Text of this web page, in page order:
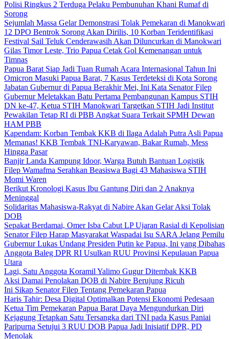
Polisi Ringkus 2 Terduga Pelaku Pembunuhan Khani Rumaf di
Sorong
Sejumlah Massa Gelar Demonstrasi Tolak Pemekaran di Manokwari
12 DPO Bentrok Sorong Akan Dirilis, 10 Korban Teridentifikasi
Festival Sail Teluk Cenderawasih Akan Diluncurkan di Manokwari
Gilas Timor Leste, Trio Papua Cetak Gol Kemenangan untuk
Timnas
Papua Barat Siap Jadi Tuan Rumah Acara Internasional Tahun Ini
Omicron Masuki Papua Barat, 7 Kasus Terdeteksi di Kota Sorong
Jabatan Gubernur di Papua Berakhir Mei, Ini Kata Senator Filep
Gubernur Meletakkan Batu Pertama Pembangunan Kampus STIH
DN ke-47, Ketua STIH Manokwari Targetkan STIH Jadi Institut
Pewakilan Tetap RI di PBB Angkat Suara Terkait SPMH Dewan
HAM PBB
Kapendam: Korban Tembak KKB di Ilaga Adalah Putra Asli Papua
Memanas! KKB Tembak TNI-Karyawan, Bakar Rumah, Mess
Hingga Pasar
Banjir Landa Kampung Idoor, Warga Butuh Bantuan Logistik
Filep Wamafma Serahkan Beasiswa Bagi 43 Mahasiswa STIH
Momi Waren
Berikut Kronologi Kasus Ibu Gantung Diri dan 2 Anaknya
Meninggal
Solidaritas Mahasiswa-Rakyat di Nabire Akan Gelar Aksi Tolak
DOB
Sepakat Berdamai, Omer Isba Cabut LP Ujaran Rasial di Kepolisian
Senator Filep Harap Masyarakat Waspadai Isu SARA Jelang Pemilu
Gubernur Lukas Undang Presiden Putin ke Papua, Ini yang Dibahas
Anggota Baleg DPR RI Usulkan RUU Provinsi Kepulauan Papua
Utara
Lagi, Satu Anggota Koramil Yalimo Gugur Ditembak KKB
Aksi Damai Penolakan DOB di Nabire Berujung Ricuh
Ini Sikap Senator Filep Tentang Pemekaran Papua
Haris Tahir: Desa Digital Optimalkan Potensi Ekonomi Pedesaan
Ketua Tim Pemekaran Papua Barat Daya Mengundurkan Diri
Kejagung Tetapkan Satu Tersangka dari TNI pada Kasus Paniai
Paripurna Setujui 3 RUU DOB Papua Jadi Inisiatif DPR, PD
Menolak